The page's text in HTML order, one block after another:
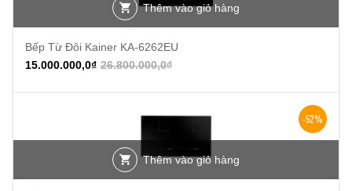
Thêm vào giỏ hàng
Bếp Từ Đôi Kainer KA-6262EU
26.800.000,0₫
15.000.000,0₫
-52%
Thêm vào giỏ hàng